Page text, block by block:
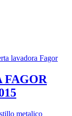
lavadora Fagor
FAGOR